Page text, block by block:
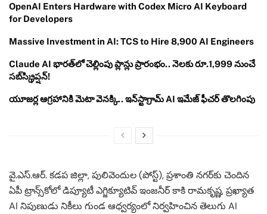
OpenAI Enters Hardware with Codex Micro AI Keyboard
for Developers
Massive Investment in AI: TCS to Hire 8,900 AI Engineers
Claude AI భారత్‌లో చెల్లింపు ప్లాన్లు ప్రారంభం.. నెలకు రూ.1,999 నుంచే
సబ్‌స్క్రిప్షన్!
యూజర్ల ఆగ్రహానికి మెటా వెనక్కి.. ఇన్‌స్టాగ్రామ్ AI ఇమేజ్ ఫీచర్ తొలగింపు
వై.ఎస్.ఆర్. కడప జిల్లా, పులివెందుల (పోస్ట్), ప్రశాంతి నగర్‌కు చెందిన
ఏపీ ట్రాన్స్‌కోలో డిప్యూటీ ఎగ్జిక్యూటివ్ ఇంజనీర్ కాకి రామకృష్ణ, ప్రఖ్యాత
AI నిపుణుడు నికీలు గుండ ఆధ్వర్యంలో నిర్వహించిన తెలుగు AI